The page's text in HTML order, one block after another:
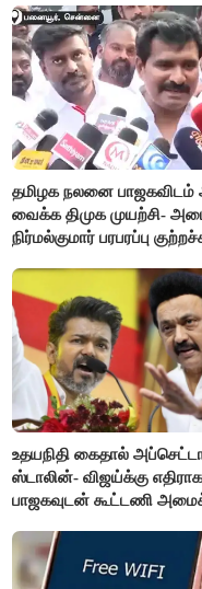
தமிழக நலனை பாஜகவிடம்
வைக்க திமுக முயற்சி-
நிர்மல்குமார் பரபரப்பு
உதயநிதி கைதால்
ஸ்டாலின்- விஜய்க்கு
பாஜகவுடன் கூட்டணி